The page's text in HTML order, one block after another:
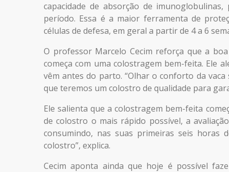
capacidade de absorção de
período. Essa é a maior ferramenta de
células de defesa, em geral a partir de 4 a 6
O professor Marcelo Cecim reforça que a
começa com uma colostragem bem-feita. Ele
vêm antes do parto. “Olhar o conforto da
que teremos um colostro de qualidade para
Ele salienta que a colostragem bem-feita
de colostro o mais rápido possível, a
consumindo, nas suas primeiras seis
colostro”, explica.
Cecim aponta ainda que hoje é possível